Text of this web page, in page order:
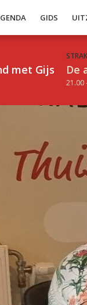
GIDS
met Gijs De
21.00